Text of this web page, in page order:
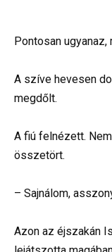
Pontosan ugyanaz,
A szíve hevesen
megdőlt.
A fiú felnézett.
összetört.
– Sajnálom,
Azon az éjszakán